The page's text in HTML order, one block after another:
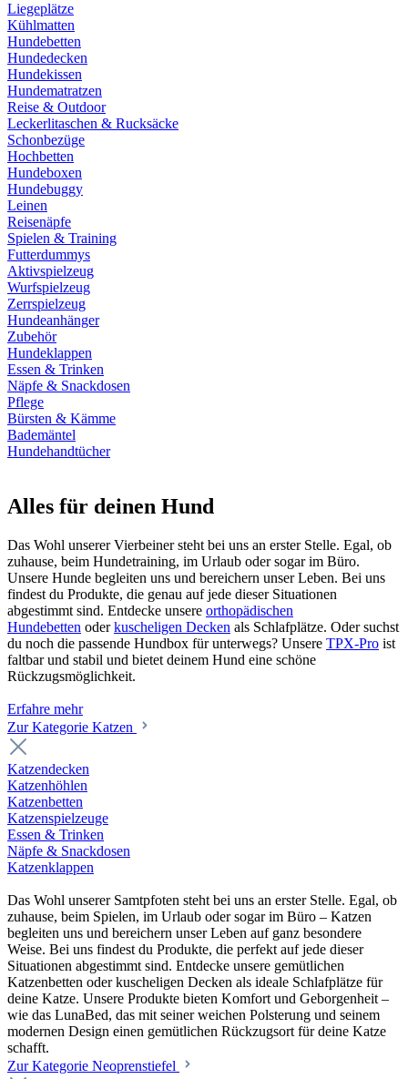
Liegeplätze
Kühlmatten
Hundebetten
Hundedecken
Hundekissen
Hundematratzen
Reise & Outdoor
Leckerlitaschen & Rucksäcke
Schonbezüge
Hochbetten
Hundeboxen
Hundebuggy
Leinen
Reisenäpfe
Spielen & Training
Futterdummys
Aktivspielzeug
Wurfspielzeug
Zerrspielzeug
Hundeanhänger
Zubehör
Hundeklappen
Essen & Trinken
Näpfe & Snackdosen
Pflege
Bürsten & Kämme
Bademäntel
Hundehandtücher
Alles für deinen Hund
Das Wohl unserer Vierbeiner steht bei uns an erster Stelle. Egal, ob
zuhause, beim Hundetraining, im Urlaub oder sogar im Büro.
Unsere Hunde begleiten uns und bereichern unser Leben. Bei uns
findest du Produkte, die genau auf jede dieser Situationen
abgestimmt sind. Entdecke unsere orthopädischen
Hundebetten oderkuscheligen Decken als Schlafplätze. Oder suchst
du noch die passende Hundbox für unterwegs? Unsere TPX-Pro ist
faltbar und stabil und bietet deinem Hund eine schöne
Rückzugsmöglichkeit.
Erfahre mehr
Zur Kategorie Katzen
Katzendecken
Katzenhöhlen
Katzenbetten
Katzenspielzeuge
Essen & Trinken
Näpfe & Snackdosen
Katzenklappen
Das Wohl unserer Samtpfoten steht bei uns an erster Stelle. Egal, ob
zuhause, beim Spielen, im Urlaub oder sogar im Büro – Katzen
begleiten uns und bereichern unser Leben auf ganz besondere
Weise. Bei uns findest du Produkte, die perfekt auf jede dieser
Situationen abgestimmt sind. Entdecke unsere gemütlichen
Katzenbetten oder kuscheligen Decken als ideale Schlafplätze für
deine Katze. Unsere Produkte bieten Komfort und Geborgenheit –
wie das LunaBed, das mit seiner weichen Polsterung und seinem
modernen Design einen gemütlichen Rückzugsort für deine Katze
schafft.
Zur Kategorie Neoprenstiefel